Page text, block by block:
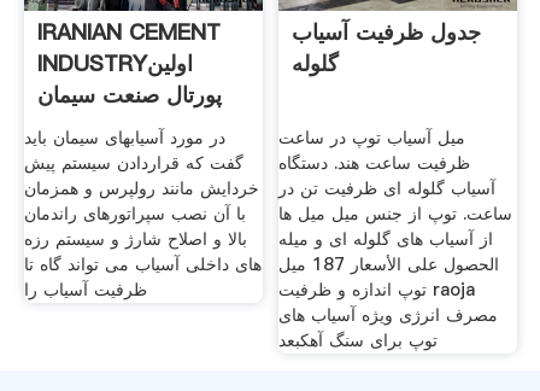
IRANIAN CEMENT
INDUSTRYاولین
پورتال صنعت سیمان
ایران
در مورد آسیابهای سیمان باید
گفت که قراردادن سیستم پیش
خردایش مانند رولپرس و همزمان
با آن نصب سپراتورهای راندمان
بالا و اصلاح شارژ و سیستم رزه
های داخلی آسیاب می تواند گاه تا
ظرفیت آسیاب را
جدول ظرفیت آسیاب
گلوله
میل آسیاب توپ در ساعت
ظرفیت ساعت هند. دستگاه
آسیاب گلوله ای ظرفیت تن در
ساعت. توپ از جنس میل میل ها
از آسیاب های گلوله ای و میله
الحصول على الأسعار 187 میل
توپ اندازه و ظرفیت raoja
مصرف انرژی ویژه آسیاب های
توپ برای سنگ آهکبعد